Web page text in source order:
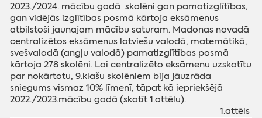
2023./2024. mācību gadā skolēni gan pamatizglītības,
gan vidējās izglītības posmā kārtoja eksāmenus
atbilstoši jaunajam mācību saturam. Madonas novadā
centralizētos eksāmenus latviešu valodā, matemātikā,
svešvalodā (angļu valodā) pamatizglītības posmā
kārtoja 278 skolēni. Lai centralizēto eksāmenu uzskatītu
par nokārtotu, 9.klašu skolēniem bija jāuzrāda
sniegums vismaz 10% līmenī, tāpat kā iepriekšējā
2022./2023.mācību gadā (skatīt 1.attēlu).
1.attēls